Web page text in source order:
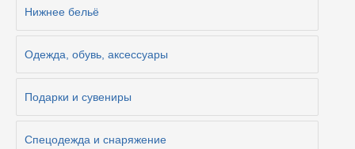
Нижнее бельё
Одежда, обувь, аксессуары
Подарки и сувениры
Спецодежда и снаряжение